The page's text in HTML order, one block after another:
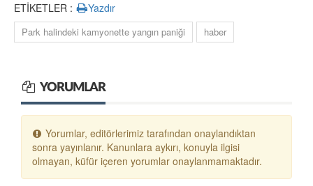
ETİKETLER : Yazdır
Park halindeki kamyonette yangın paniği haber
YORUMLAR
Yorumlar, editörlerimiz tarafından onaylandıktan
sonra yayınlanır. Kanunlara aykırı, konuyla ilgisi
olmayan, küfür içeren yorumlar onaylanmamaktadır.